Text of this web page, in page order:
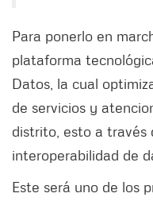
Para ponerlo en
plataforma
Datos, la cual
de servicios y
distrito, esto a través
interoperabilidad de
Este será uno de los